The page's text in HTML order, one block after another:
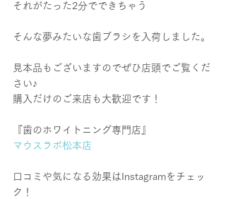
それがたった2分でできちゃう
そんな夢みたいな歯ブラシを入荷しました。
見本品もございますのでぜひ店頭でご覧くだ
さい♪
購入だけのご来店も大歓迎です！
『歯のホワイトニング専門店』
マウスラボ松本店
口コミや気になる効果はInstagramをチェッ
ク！